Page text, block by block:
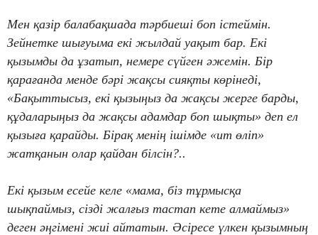
Мен қазір балабақшада тәрбиеші боп істеймін.
Зейнетке шығуыма екі жылдай уақыт бар. Екі
қызымды да ұзатып, немере сүйген әжемін. Бір
қарағанда менде бәрі жақсы сияқты көрінеді,
«Бақыттысыз, екі қызыңыз да жақсы жерге барды,
құдаларыңыз да жақсы адамдар боп шықты» деп ел
қызыға қарайды. Бірақ менің ішімде «ит өліп»
жатқанын олар қайдан білсін?..
Екі қызым есейе келе «мама, біз тұрмысқа
шықпаймыз, сізді жалғыз тастап кете алмаймыз»
деген әңгімені жиі айтатын. Әсіресе үлкен қызымның